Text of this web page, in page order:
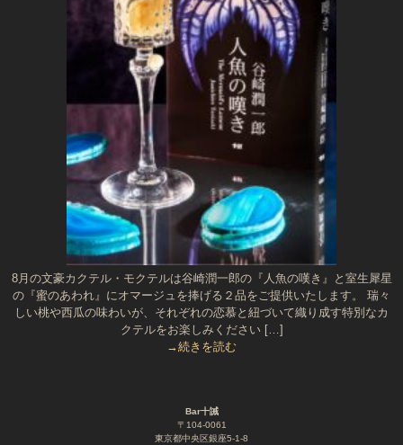
8月の文豪カクテル・モクテルは谷崎潤一郎の『人魚の嘆き』と室生犀星
の『蜜のあわれ』にオマージュを捧げる２品をご提供いたします。 瑞々
しい桃や西瓜の味わいが、それぞれの恋慕と紐づいて織り成す特別なカ
クテルをお楽しみください […]
→続きを読む
Bar十誡
〒104-0061
東京都中央区銀座5-1-8